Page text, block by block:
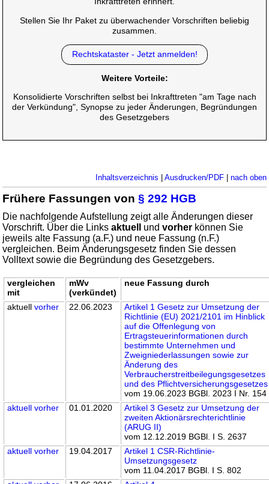
Stellen Sie Ihr Paket zu überwachender Vorschriften beliebig
zusammen.
Rechtskataster - Jetzt anmelden!
Weitere Vorteile:
Konsolidierte Vorschriften selbst bei Inkrafttreten "am Tage nach
der Verkündung", Synopse zu jeder Änderungen, Begründungen
des Gesetzgebers
Inhaltsverzeichnis Ausdrucken/PDF| nach oben
Frühere Fassungen von§ 292 HGB
Die nachfolgende Aufstellung zeigt alle Änderungen dieser
Vorschrift. Über die Linksaktuell undvorher können Sie
jeweils alte Fassung (a.F.) und neue Fassung (n.F.)
vergleichen. Beim Änderungsgesetz finden Sie dessen
Volltext sowie die Begründung des Gesetzgebers.
vergleichen
mit
mWv
(verkündet)
neue Fassung durch
aktuellvorher 22.06.2023
Artikel 1 Gesetz zur Umsetzung der
Richtlinie (EU) 2021/2101 im Hinblick
auf die Offenlegung von
Ertragsteuerinformationen durch
bestimmte Unternehmen und
Zweigniederlassungen sowie zur
Änderung des
Verbraucherstreitbeilegungsgesetzes
und des Pflichtversicherungsgesetzes
vom 19.06.2023 BGBl. 2023 I Nr. 154
aktuell vorher 01.01.2020
Artikel 3 Gesetz zur Umsetzung der
zweiten Aktionärsrechterichtlinie
(ARUG II)
vom 12.12.2019 BGBl. I S. 2637
aktuell vorher 19.04.2017
Artikel 1 CSR-Richtlinie-
Umsetzungsgesetz
vom 11.04.2017 BGBl. I S. 802